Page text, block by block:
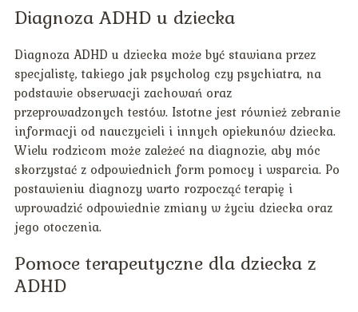
Diagnoza ADHD u dziecka
Diagnoza ADHD u dziecka może być stawiana przez
specjalistę, takiego jak psycholog czy psychiatra, na
podstawie obserwacji zachowań oraz
przeprowadzonych testów. Istotne jest również zebranie
informacji od nauczycieli i innych opiekunów dziecka.
Wielu rodzicom może zależeć na diagnozie, aby móc
skorzystać z odpowiednich form pomocy i wsparcia. Po
postawieniu diagnozy warto rozpocząć terapię i
wprowadzić odpowiednie zmiany w życiu dziecka oraz
jego otoczenia.
Pomoce terapeutyczne dla dziecka z
ADHD